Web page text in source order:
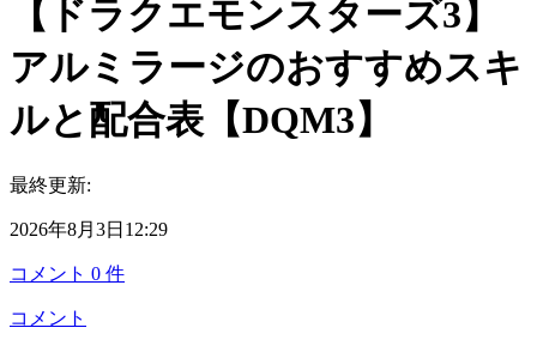
【ドラクエモンスターズ3】
アルミラージのおすすめスキ
ルと配合表【DQM3】
最終更新:
2026年8月3日12:29
コメント 0 件
コメント